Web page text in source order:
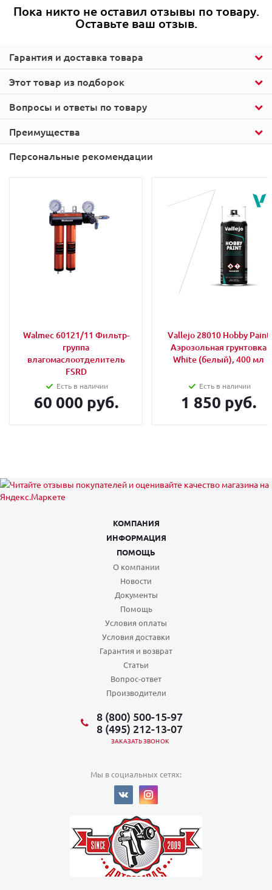
Этот товар из подборок
Гарантия и доставка товара
Пока никто не оставил отзывы по товару.
Оставьте ваш отзыв.
Вопросы и ответы по товару
Преимущества
Персональные рекомендации
Walmec 60121/11 Фильтр-
группа
влагомаслоотделитель
FSRD
Есть в наличии
60 000 руб.
Vallejo 28010 Hobby Paint
Аэрозольная грунтовка
White (белый), 400 мл
Есть в наличии
1 850 руб.
КОМПАНИЯ
ИНФОРМАЦИЯ
ПОМОЩЬ
О компании
Новости
Документы
Помощь
Условия оплаты
Условия доставки
Гарантия и возврат
Статьи
Вопрос-ответ
Производители
8 (800) 500-15-97
8 (495) 212-13-07
ЗАКАЗАТЬ ЗВОНОК
Мы в социальных сетях: